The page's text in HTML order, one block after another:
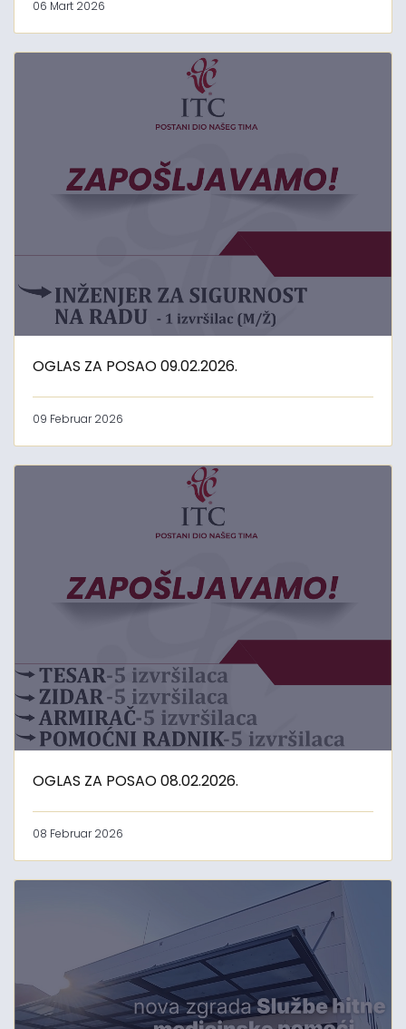
06 Mart 2026
OGLAS ZA POSAO 09.02.2026.
09 Februar 2026
OGLAS ZA POSAO 08.02.2026.
08 Februar 2026